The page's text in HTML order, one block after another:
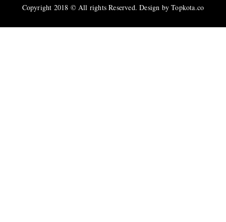
Copyright 2018 © All rights Reserved. Design by Topkota.co